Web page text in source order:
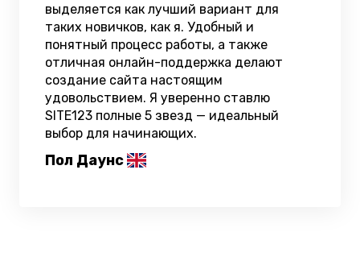
выделяется как лучший вариант для
таких новичков, как я. Удобный и
понятный процесс работы, а также
отличная онлайн-поддержка делают
создание сайта настоящим
удовольствием. Я уверенно ставлю
SITE123 полные 5 звезд — идеальный
выбор для начинающих.
Пол Даунс